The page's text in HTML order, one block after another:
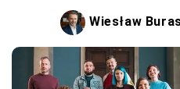
Wiesław